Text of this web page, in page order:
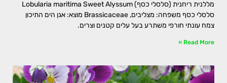
סלסלי כסף משפחה: מצליבים, Brassicaceae מוצא: אגן הים התיכון
צמח עונתי חורפי משתרע בעל עלים קטנים וצרים.
Read More »